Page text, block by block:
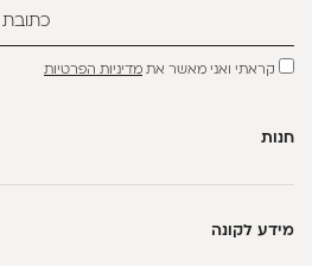
קראתי ואני מאשר את מדיניות הפרטיות
חנות
מידע לקונה